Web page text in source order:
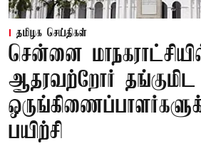
தமிழக செய்திகள்
சென்னை
ஆதரவற்றோர் தங்குமிட
பயிற்சி